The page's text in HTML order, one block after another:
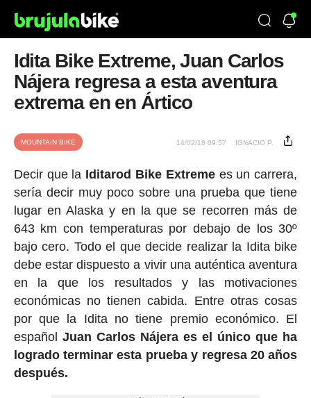
Idita Bike Extreme, Juan Carlos
Nájera regresa a esta aventura
extrema en en Ártico
MOUNTAIN BIKE 14/02/18 09:57 IGNACIO P.
Decir que la Iditarod Bike Extremees un carrera,
sería decir muy poco sobre una prueba que tiene
lugar en Alaska y en la que se recorren más de
643 km con temperaturas por debajo de los 30º
bajo cero. Todo el que decide realizar la Idita bike
debe estar dispuesto a vivir una auténtica aventura
en la que los resultados y las motivaciones
económicas no tienen cabida. Entre otras cosas
por que la Idita no tiene premio económico. El
español Juan Carlos Nájera es el único que ha
logrado terminar esta prueba y regresa 20 años
después.